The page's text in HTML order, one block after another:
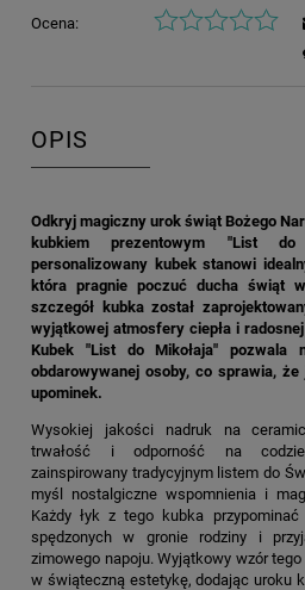
Ocena:
OPIS
Odkryj magiczny urok świąt Bożego
kubkiem prezentowym "List
personalizowany kubek stanowi
która pragnie poczuć ducha świąt
szczegół kubka został
wyjątkowej atmosfery ciepła i
Kubek "List do Mikołaja" pozwala
obdarowywanej osoby, co sprawia,
upominek.
Wysokiej jakości nadruk na
trwałość i odporność na
zainspirowany tradycyjnym listem do
myśl nostalgiczne wspomnienia i
Każdy łyk z tego kubka
spędzonych w gronie rodziny i
zimowego napoju. Wyjątkowy wzór
w świąteczną estetykę, dodając uroku